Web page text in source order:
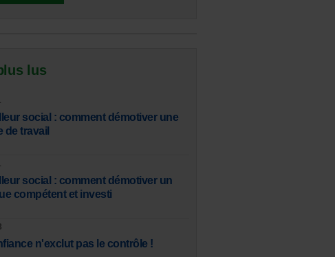
lus
social : comment démotiver une
de travail
social : comment démotiver un
compétent et investi
n'exclut pas le contrôle !